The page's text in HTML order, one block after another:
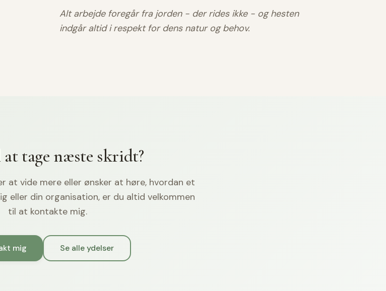
Alt arbejde foregår fra jorden - der rides ikke - og hesten
indgår altid i respekt for dens natur og behov.
tage næste skridt?
at vide mere eller ønsker at høre, hvordan et
eller din organisation, er du altid velkommen
til at kontakte mig.
mig Se alle ydelser